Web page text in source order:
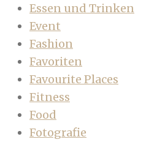
Essen und Trinken
Event
Fashion
Favoriten
Favourite Places
Fitness
Food
Fotografie